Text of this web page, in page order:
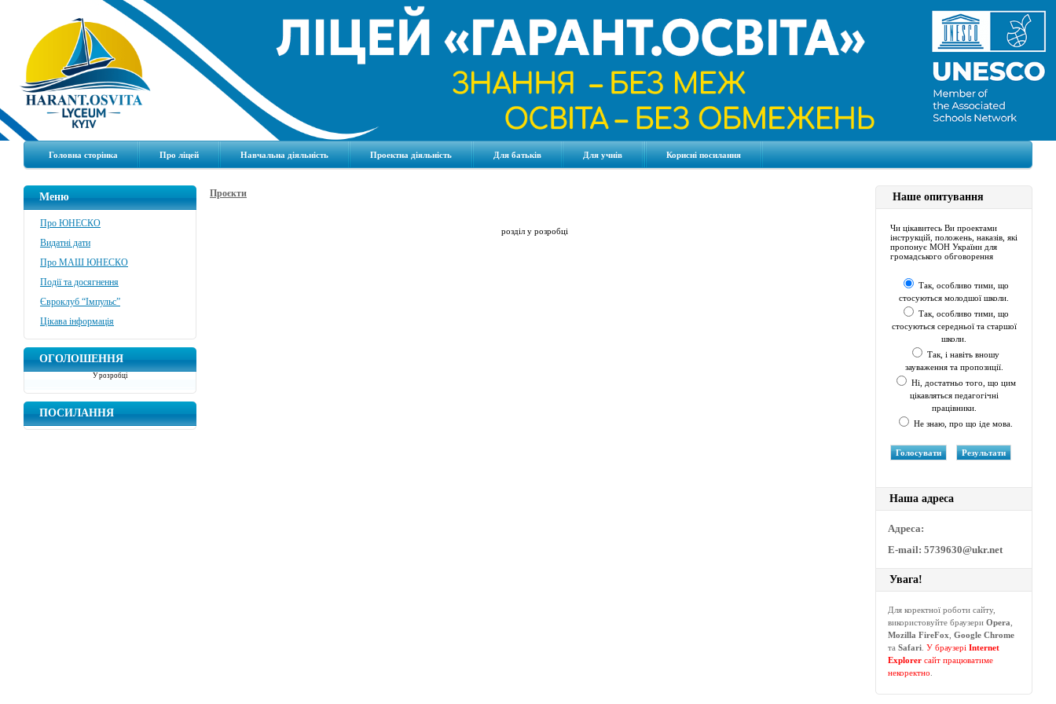
Головна сторінка Про ліцей Навчальна діяльність Проектна діяльність Для батьків Для учнів Корисні посилання
Меню
Про ЮНЕСКО
Видатні дати
Про МАШ ЮНЕСКО
Події та досягнення
Євроклуб “Імпульс”
Цікава інформація
ОГОЛОШЕННЯ
У розробці
ПОСИЛАННЯ
Проєкти
розділ у розробці
Наше опитування
Чи цікавитесь Ви проектами
інструкцій, положень, наказів, які
пропонує МОН України для
громадського обговорення
Так, особливо тими, що
стосуються молодшої школи.
Так, особливо тими, що
стосуються середньої та старшої
школи.
Так, і навіть вношу
зауваження та пропозиції.
Ні, достатньо того, що цим
цікавляться педагогічні
працівники.
Не знаю, про що іде мова.
Наша адреса
Адреса:
E-mail: 5739630@ukr.net
Увага!
Для коректної роботи сайту,
використовуйте браузери Opera
Mozilla FireFox Google Chrome
та Safari У браузері Internet
Explorer сайт працюватиме
некоректно